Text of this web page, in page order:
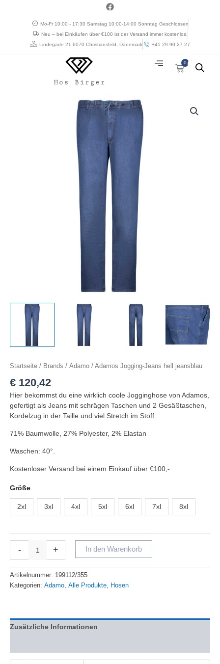
a
e
o
o
Mo-Fr 10:00 - 17:30 Samstag 10:00-14:00 Sonntag Geschlossen
Neu – bei Einkäufen über €100 ist der Versand immer kostenlos.
Lindegade 21 6070 Christiansfeld, Dänemark
+45 29 90 27 27
0
Warenkorb
Startseite / Brands / Adamo / Adamos Jogging-Jeans hell jeansblau
€ 120,42
Hier bekommst du eine wirklich coole Jogginghose von Adamos,
gefertigt als Jeans mit schrägen Taschen und 2 Gesäßtaschen,
Kordelzug in der Taille und viel Stretch im Stoff
71% Baumwolle, 27% Polyester, 2% Elastan
Waschen: 40°.
Kostenloser Versand bei einem Einkauf über €100,-
Größe
2xl 3xl 4xl 5xl 6xl 7xl 8xl
- + In den Warenkorb
Artikelnummer: 199112/355
Kategorien: Adamo, Alle Produkte, Hosen
Zusätzliche Informationen